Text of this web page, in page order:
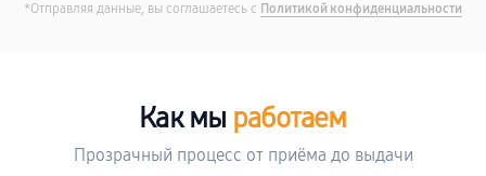
*Отправляя данные, вы соглашаетесь с Политикой конфиденциальности
Как мы работаем
Прозрачный процесс от приёма до выдачи